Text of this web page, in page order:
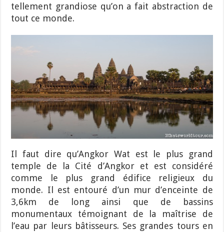
tellement grandiose qu’on a fait abstraction de
tout ce monde.
Il faut dire qu’Angkor Wat est le plus grand
temple de la Cité d’Angkor et est considéré
comme le plus grand édifice religieux du
monde. Il est entouré d’un mur d’enceinte de
3,6km de long ainsi que de bassins
monumentaux témoignant de la maîtrise de
l’eau par leurs bâtisseurs. Ses grandes tours en